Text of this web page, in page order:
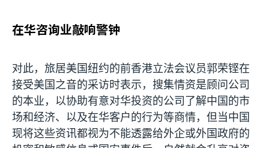
在华咨询业敲响警钟
对此，旅居美国纽约的前香港立法会议员郭荣铿在
接受美国之音的采访时表示，搜集情资是顾问公司
的本业，以协助有意对华投资的公司了解中国的市
场和经济、以及在华客户的行为等商情，但当中国
现将这些资讯都视为不能透露给外企或外国政府的